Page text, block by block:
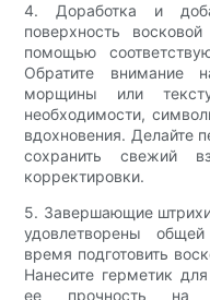
4. Доработка и
поверхность
помощью
Обратите внимание
морщины или
необходимости,
вдохновения. Делайте
сохранить свежий
корректировки.
5. Завершающие
удовлетворены
время подготовить
Нанесите герметик
ее прочность на